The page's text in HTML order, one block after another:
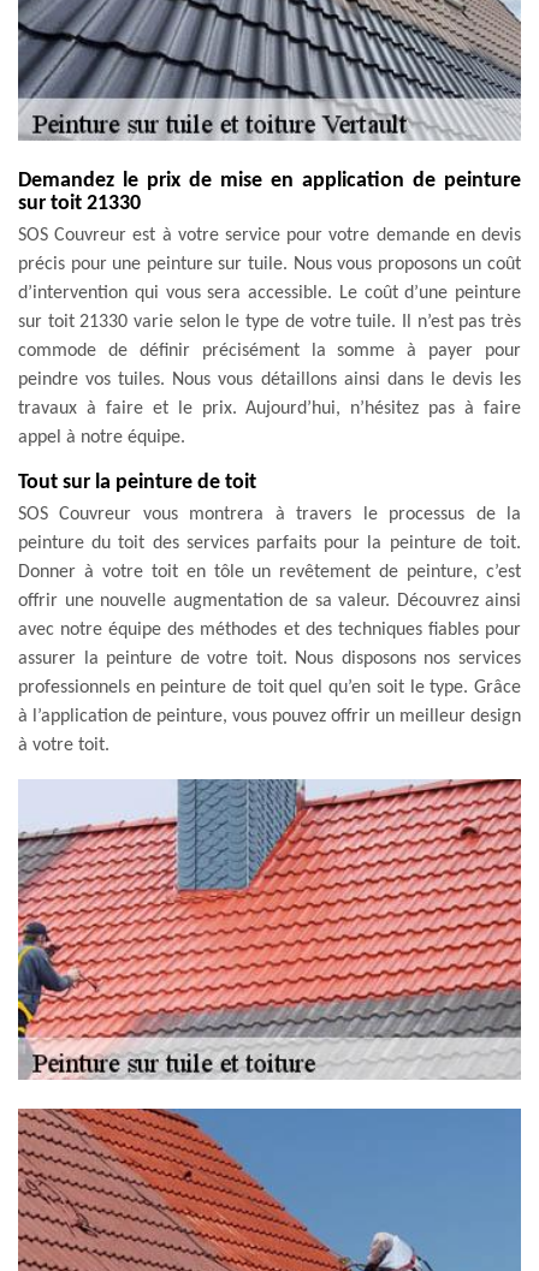
Demandez le prix de mise en application de peinture
sur toit 21330
SOS Couvreur est à votre service pour votre demande en devis
précis pour une peinture sur tuile. Nous vous proposons un coût
d’intervention qui vous sera accessible. Le coût d’une peinture
sur toit 21330 varie selon le type de votre tuile. Il n’est pas très
commode de définir précisément la somme à payer pour
peindre vos tuiles. Nous vous détaillons ainsi dans le devis les
travaux à faire et le prix. Aujourd’hui, n’hésitez pas à faire
appel à notre équipe.
Tout sur la peinture de toit
SOS Couvreur vous montrera à travers le processus de la
peinture du toit des services parfaits pour la peinture de toit.
Donner à votre toit en tôle un revêtement de peinture, c’est
offrir une nouvelle augmentation de sa valeur. Découvrez ainsi
avec notre équipe des méthodes et des techniques fiables pour
assurer la peinture de votre toit. Nous disposons nos services
professionnels en peinture de toit quel qu’en soit le type. Grâce
à l’application de peinture, vous pouvez offrir un meilleur design
à votre toit.